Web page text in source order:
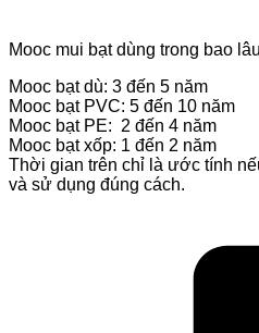
Mooc mui bạt dùng trong bao
Mooc bạt dù: 3 đến 5 năm
Mooc bạt PVC: 5 đến 10 năm
Mooc bạt PE: 2 đến 4 năm
Mooc bạt xốp: 1 đến 2 năm
Thời gian trên chỉ là ước tính
và sử dụng đúng cách.